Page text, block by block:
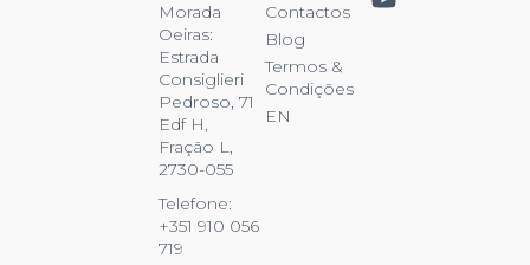
Morada
Oeiras:
Estrada
Consiglieri
Pedroso, 71
Edf H,
Fração L,
2730-055
Telefone:
+351 910 056
719
Contactos
Blog
Termos &
Condições
EN